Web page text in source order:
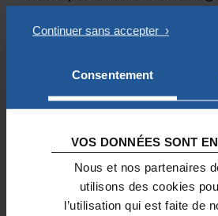
Consentement
VOS DONNÉES SONT
Nous et nos partenaires
utilisons des cookies
l’utilisation qui est faite de
bonnes conditions, pour
se réinsérer
© Eric Robert
AUTRES PROJETS